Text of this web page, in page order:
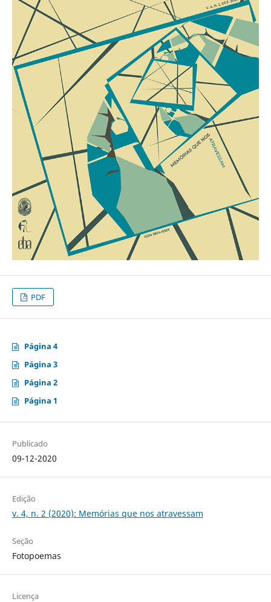
PDF
Página 4
Página 3
Página 2
Página 1
Publicado
09-12-2020
Edição
v. 4, n. 2 (2020): Memórias que nos atravessam
Seção
Fotopoemas
Licença